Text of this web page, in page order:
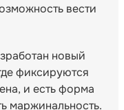
вести
новый
фиксируются
и есть форма
маржинальность.